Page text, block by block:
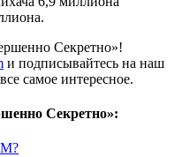
Секретно»!
и подписывайтесь на наш
самое интересное.
Секретно»: